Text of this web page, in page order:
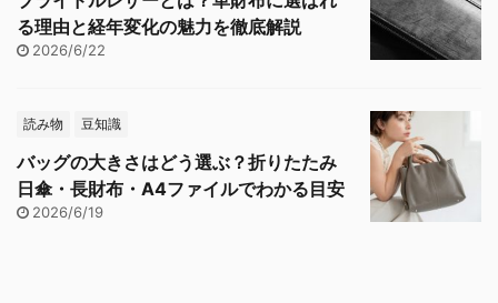
る理由と経年変化の魅力を徹底解説
2026/6/22
読み物 豆知識
バッグの大きさはどう選ぶ？折りたたみ
日傘・長財布・A4ファイルでわかる目安
2026/6/19